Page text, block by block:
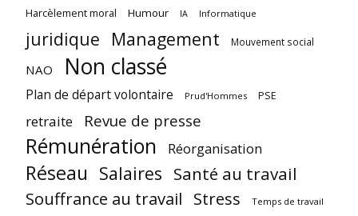
Harcèlement moral Humour IA Informatique
juridique Management Mouvement social
NAO Non classé
Plan de départ volontaire Prud'Hommes PSE
retraite Revue de presse
Rémunération Réorganisation
Réseau Salaires Santé au travail
Souffrance au travail Stress Temps de travail